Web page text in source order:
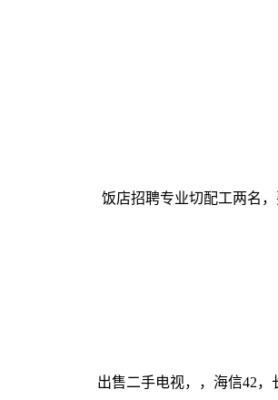
饭店招聘专业切配工两名
出售二手电视，，海信42，